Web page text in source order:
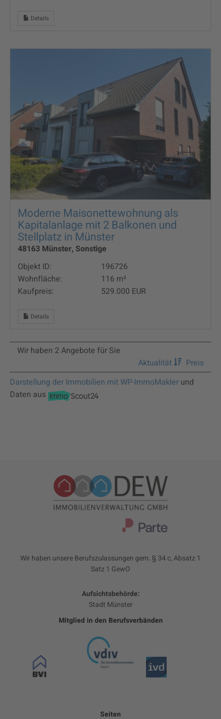
Details
Moderne Maisonettewohnung als
Kapitalanlage mit 2 Balkonen und
Stellplatz in Münster
48163 Münster, Sonstige
Objekt ID:
196726
Wohnfläche:
116 m²
Kaufpreis:
529.000 EUR
Details
Wir haben 2 Angebote für Sie
Aktualität
Preis
Darstellung der Immobilien mit WP-ImmoMakler und
Daten aus
Wir haben unsere Berufszulassungen gem. § 34 c, Absatz 1
Satz 1 GewO
Aufsichtsbehörde:
Stadt Münster
Mitglied in den Berufsverbänden
Seiten